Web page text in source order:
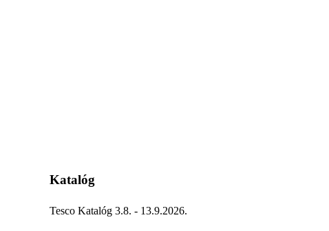
Katalóg
Tesco Katalóg 3.8. - 13.9.2026.